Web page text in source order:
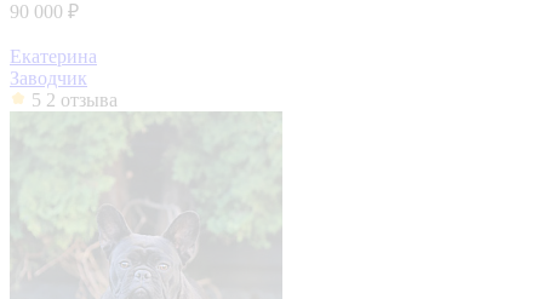
90 000 ₽
Екатерина
Заводчик
5 2 отзыва